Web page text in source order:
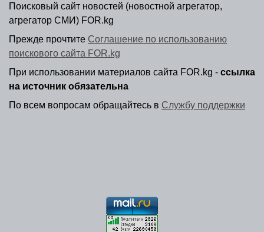
Поисковый сайт новостей (новостной агрегатор,
агрегатор СМИ) FOR.kg
Прежде прочтите Соглашение по использованию
поискового сайта FOR.kg
При использовании материалов сайта FOR.kg - ссылка
на источник обязательна
По всем вопросам обращайтесь в Службу поддержки